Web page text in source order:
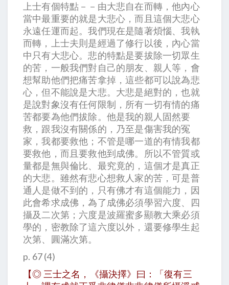
上士有個特點－－由大悲自在而轉，他內心
當中最重要的就是大悲心，而且這個大悲心
永遠任運而起。我們現在是隨著煩惱、我執
而轉，上士夫則是經過了修行以後，內心當
中只有大悲心。悲的特點是要拔除一切眾生
的苦，一般我們對自己的朋友、親人等，會
想幫助他們把痛苦拿掉，這些都可以說為悲
心，但不能說是大悲。大悲是絕對的，也就
是說對象沒有任何限制，所有一切有情的痛
苦都要為他們拔除。他是我的親人固然要
救，跟我沒有關係的，乃至是傷害我的冤
家，我都要救他；不管是哪一道的有情我都
要救他，而且要救他到成佛。所以不管質或
量都是無與倫比、最究竟的，這個才是真正
的大悲。雖然有悲心想救人家的苦，可是普
通人是做不到的，只有佛才有這個能力，因
此會希求成佛，為了成佛必須學習六度、四
攝及二次第；六度是波羅蜜多顯教大乘必須
學的，密教除了這六度以外，還要修學生起
次第、圓滿次第。
p. 67 (4)
【◎ 三士之名，《攝決擇》曰：「復有三